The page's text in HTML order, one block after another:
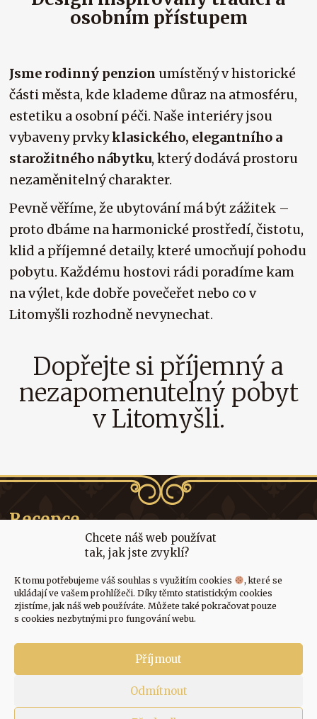
Chcete náš web používat
tak, jak jste zvyklí?
K tomu potřebujeme váš souhlas s využitím cookies
, které se
ukládají ve vašem prohlížeči. Díky těmto statistickým cookies
zjistíme, jak náš web používáte. Můžete také pokračovat pouze
s cookies nezbytnými pro fungování webu.
Příjmout
Odmítnout
osobním přístupem
Jsme rodinný penzion umístěný v historické
části města, kde klademe důraz na atmosféru,
estetiku a osobní péči. Naše interiéry jsou
vybaveny prvkyklasického, elegantního a
starožitného nábytku, který dodává prostoru
nezaměnitelný charakter.
Pevně věříme, že ubytování má být zážitek –
proto dbáme na harmonické prostředí, čistotu,
klid a příjemné detaily, které umocňují pohodu
pobytu. Každému hostovi rádi poradíme kam
na výlet, kde dobře povečeřet nebo co v
Litomyšli rozhodně nevynechat.
Dopřejte si příjemný a
nezapomenutelný pobyt
v Litomyšli.
Recepce
+ 420 603 905 842
Odkazy
Osobní data
Adresa
A. Tomíčka 6, Zahájí